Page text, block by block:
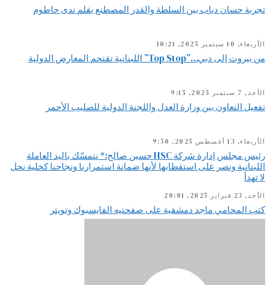
تجربة حسان دياب بين السلطة والقدر المصطنع بقلم ندى حاطوم
الأربعاء, 10 سبتمبر 2025, 10:21
من بيروت إلى دبي…”Top Stop” اللبنانية تقتحم المعارض الدولية
الأحد, 7 سبتمبر 2025, 9:15
تفعيل التعاون بين وزارة العدل واللجنة الدولية للصليب الأحمر
الأربعاء, 13 أغسطس 2025, 9:50
رئيس مجلس إدارة شركة HSC حسين صالح:* نتمسّك باليد العاملة
اللبنانية ونصر على استقطابها لأنها ضمانة استمرارنا ونجاحنا كخلية نحل
لا تهدأ
الأحد, 23 فبراير 2025, 20:01
كتب المحامي ماجد دمشقية على صفحتيه الفايسبوك وتويتر